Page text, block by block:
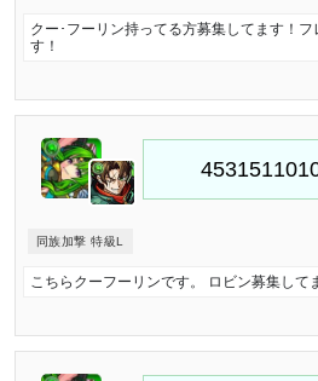
クー･フーリン持ってる方募集してます！フ
す！
同族加撃 特級L
こちらクーフーリンです。 ロビン募集して